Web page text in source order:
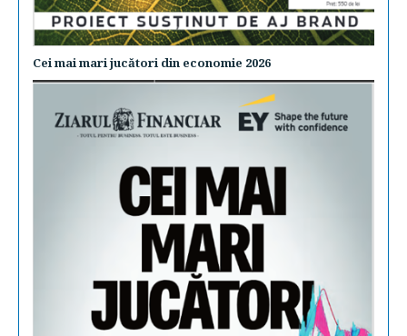
Cei mai mari jucători din economie 2026